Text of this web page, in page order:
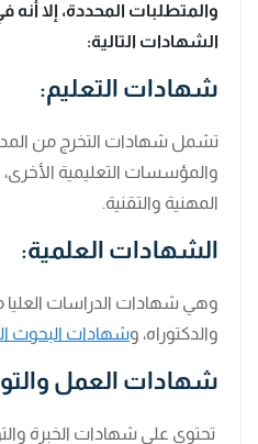
والمتطلبات المحددة، إلا أنه
الشهادات التالية:
شهادات التعليم:
تشمل شهادات التخرج من
والمؤسسات التعليمية
المهنية والتقنية.
الشهادات العلمية:
وهي شهادات الدراسات
والدكتوراه، وشهادات البحوث
شهادات العمل
تحتوي على شهادات الخبرة